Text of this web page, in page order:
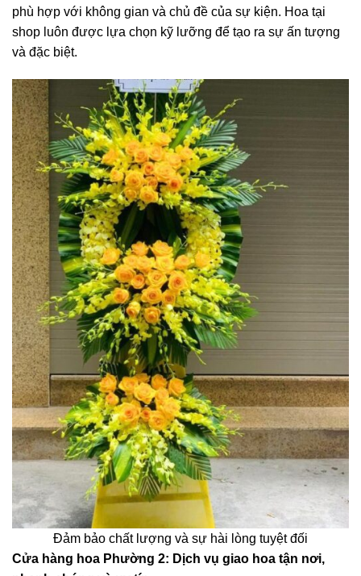
phù hợp với không gian và chủ đề của sự kiện. Hoa tại
shop luôn được lựa chọn kỹ lưỡng để tạo ra sự ấn tượng
và đặc biệt.
Đảm bảo chất lượng và sự hài lòng tuyệt đối
Cửa hàng hoa Phường 2: Dịch vụ giao hoa tận nơi,